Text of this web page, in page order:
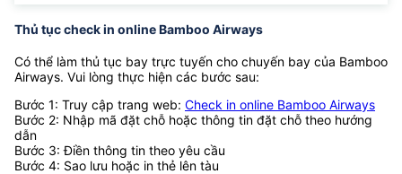
Thủ tục check in online Bamboo Airways
Có thể làm thủ tục bay trực tuyến cho chuyến bay của Bamboo
Airways. Vui lòng thực hiện các bước sau:
Bước 1: Truy cập trang web: Check in online Bamboo Airways
Bước 2: Nhập mã đặt chỗ hoặc thông tin đặt chỗ theo hướng
dẫn
Bước 3: Điền thông tin theo yêu cầu
Bước 4: Sao lưu hoặc in thẻ lên tàu